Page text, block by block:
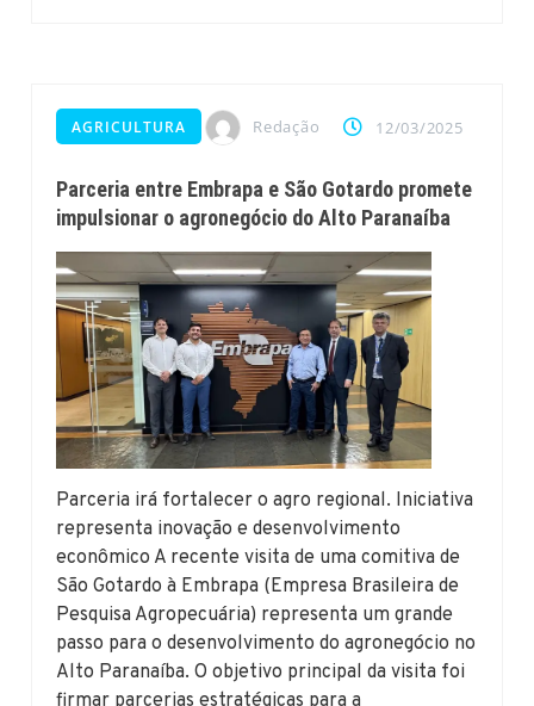
AGRICULTURA Redação 12/03/2025
Parceria entre Embrapa e São Gotardo promete
impulsionar o agronegócio do Alto Paranaíba
Parceria irá fortalecer o agro regional. Iniciativa
representa inovação e desenvolvimento
econômico A recente visita de uma comitiva de
São Gotardo à Embrapa (Empresa Brasileira de
Pesquisa Agropecuária) representa um grande
passo para o desenvolvimento do agronegócio no
Alto Paranaíba. O objetivo principal da visita foi